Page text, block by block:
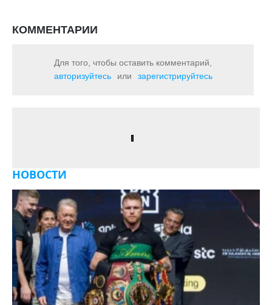
КОММЕНТАРИИ
Для того, чтобы оставить комментарий,
авторизуйтесь
или зарегистрируйтесь
НОВОСТИ